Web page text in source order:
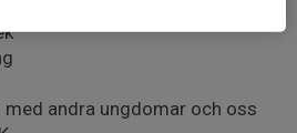
andra ungdomar och oss